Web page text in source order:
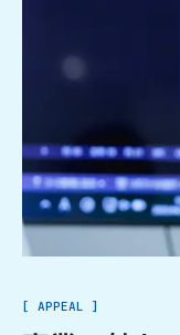
[ APPEAL ]